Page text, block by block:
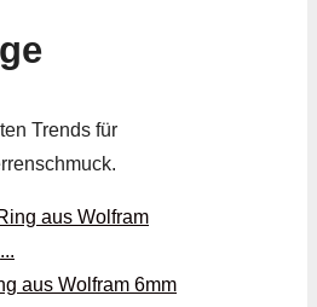
Trends für
aus Wolfram 6mm